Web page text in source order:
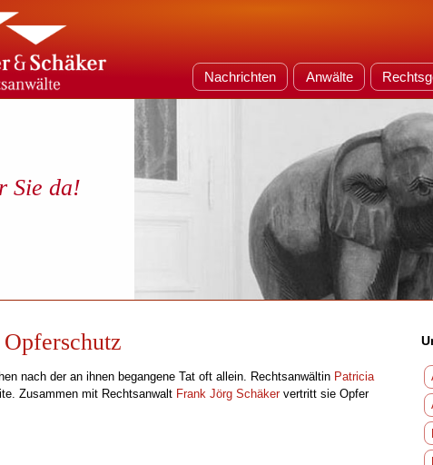
Nachrichten Anwälte
Sie da!
nach der an ihnen begangene Tat oft allein. Rechtsanwältin Patricia
Zusammen mit Rechtsanwalt Frank Jörg Schäkervertritt sie Opfer